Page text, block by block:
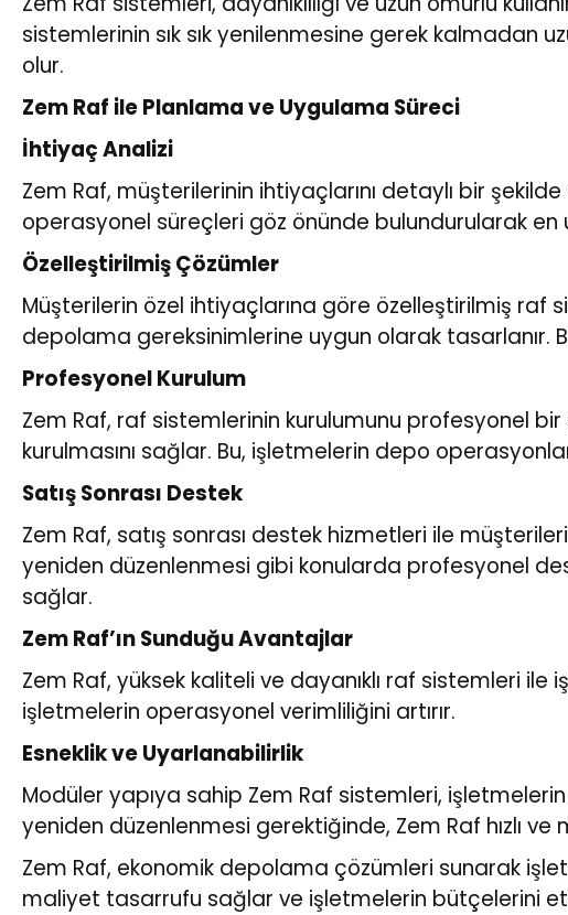
sistemlerinin sık sık yenilenmesine gerek kalmadan
olur.
Zem Raf ile Planlama ve Uygulama Süreci
İhtiyaç Analizi
Zem Raf, müşterilerinin ihtiyaçlarını detaylı bir
operasyonel süreçleri göz önünde bulundurularak en
Özelleştirilmiş Çözümler
Müşterilerin özel ihtiyaçlarına göre özelleştirilmiş raf
depolama gereksinimlerine uygun olarak tasarlanır.
Profesyonel Kurulum
Zem Raf, raf sistemlerinin kurulumunu profesyonel
kurulmasını sağlar. Bu, işletmelerin depo
Satış Sonrası Destek
Zem Raf, satış sonrası destek hizmetleri ile
yeniden düzenlenmesi gibi konularda profesyonel
sağlar.
Zem Raf’ın Sunduğu Avantajlar
Zem Raf, yüksek kaliteli ve dayanıklı raf sistemleri
işletmelerin operasyonel verimliliğini artırır.
Esneklik ve Uyarlanabilirlik
Modüler yapıya sahip Zem Raf sistemleri,
yeniden düzenlenmesi gerektiğinde, Zem Raf hızlı
Zem Raf, ekonomik depolama çözümleri sunarak
maliyet tasarrufu sağlar ve işletmelerin bütçelerini